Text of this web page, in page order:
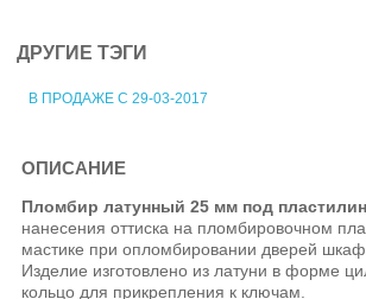
ДРУГИЕ ТЭГИ
В ПРОДАЖЕ С 29-03-2017
ОПИСАНИЕ
Пломбир латунный 25 мм под пластилин
нанесения оттиска на пломбировочном
мастике при опломбировании дверей
Изделие изготовлено из латуни в форме
кольцо для прикрепления к ключам.